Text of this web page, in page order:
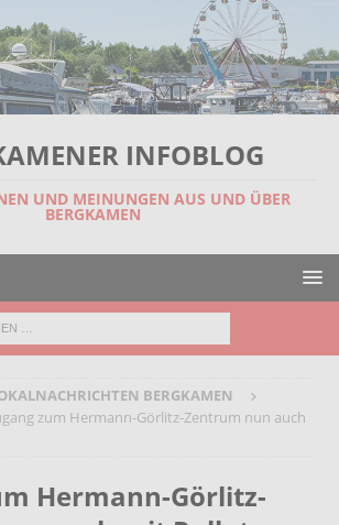
INFOBLOG
UND MEINUNGEN AUS UND ÜBER
BERGKAMEN
BERGKAMEN
zum Hermann-Görlitz-Zentrum nun auch
Hermann-Görlitz-